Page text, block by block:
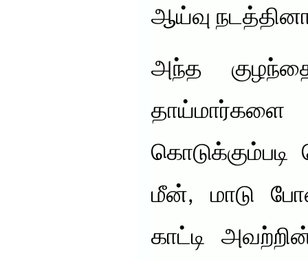
ஆய்வு
அந்த
கொடுக்கும்படி
மீன், மாடு
காட்டி